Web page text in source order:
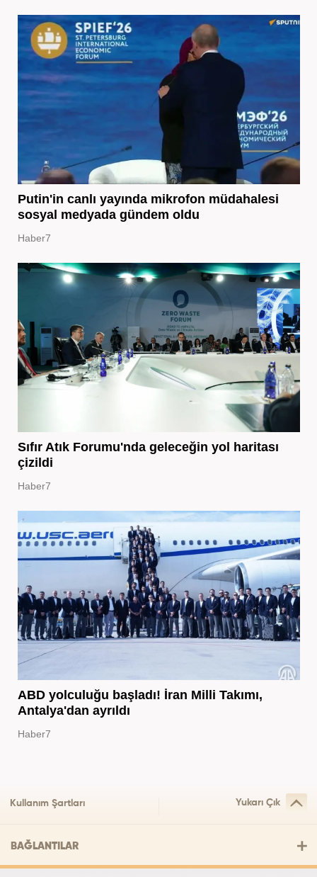
Putin'in canlı yayında mikrofon müdahalesi
sosyal medyada gündem oldu
Haber7
Sıfır Atık Forumu'nda geleceğin yol haritası
çizildi
Haber7
ABD yolculuğu başladı! İran Milli Takımı,
Antalya'dan ayrıldı
Haber7
Kullanım Şartları Yukarı Çık
BAĞLANTILAR